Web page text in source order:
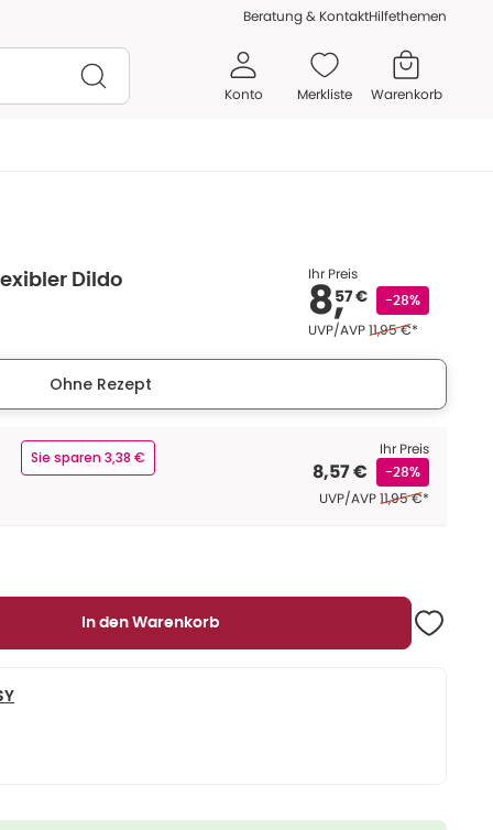
Beratung & KontaktHilfethemen
Konto Merkliste Warenkorb
Dildo Ihr Preis
8,57 € -28%
UVP/AVPEhemaliger Preis (U
11,95 €*
Ohne Rezept
Sie sparen 3,38 € Ihr Preis
8,57 € -28%
UVP/AVPEhemaliger Preis
11,95 €*
In den Warenkorb